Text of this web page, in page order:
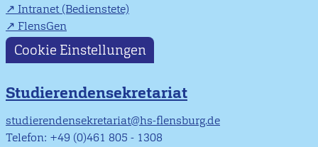
Intranet (Bedienstete)
FlensGen
Cookie Einstellungen
Studierendensekretariat
studierendensekretariat@hs-flensburg.de
Telefon: +49 (0)461 805 - 1308